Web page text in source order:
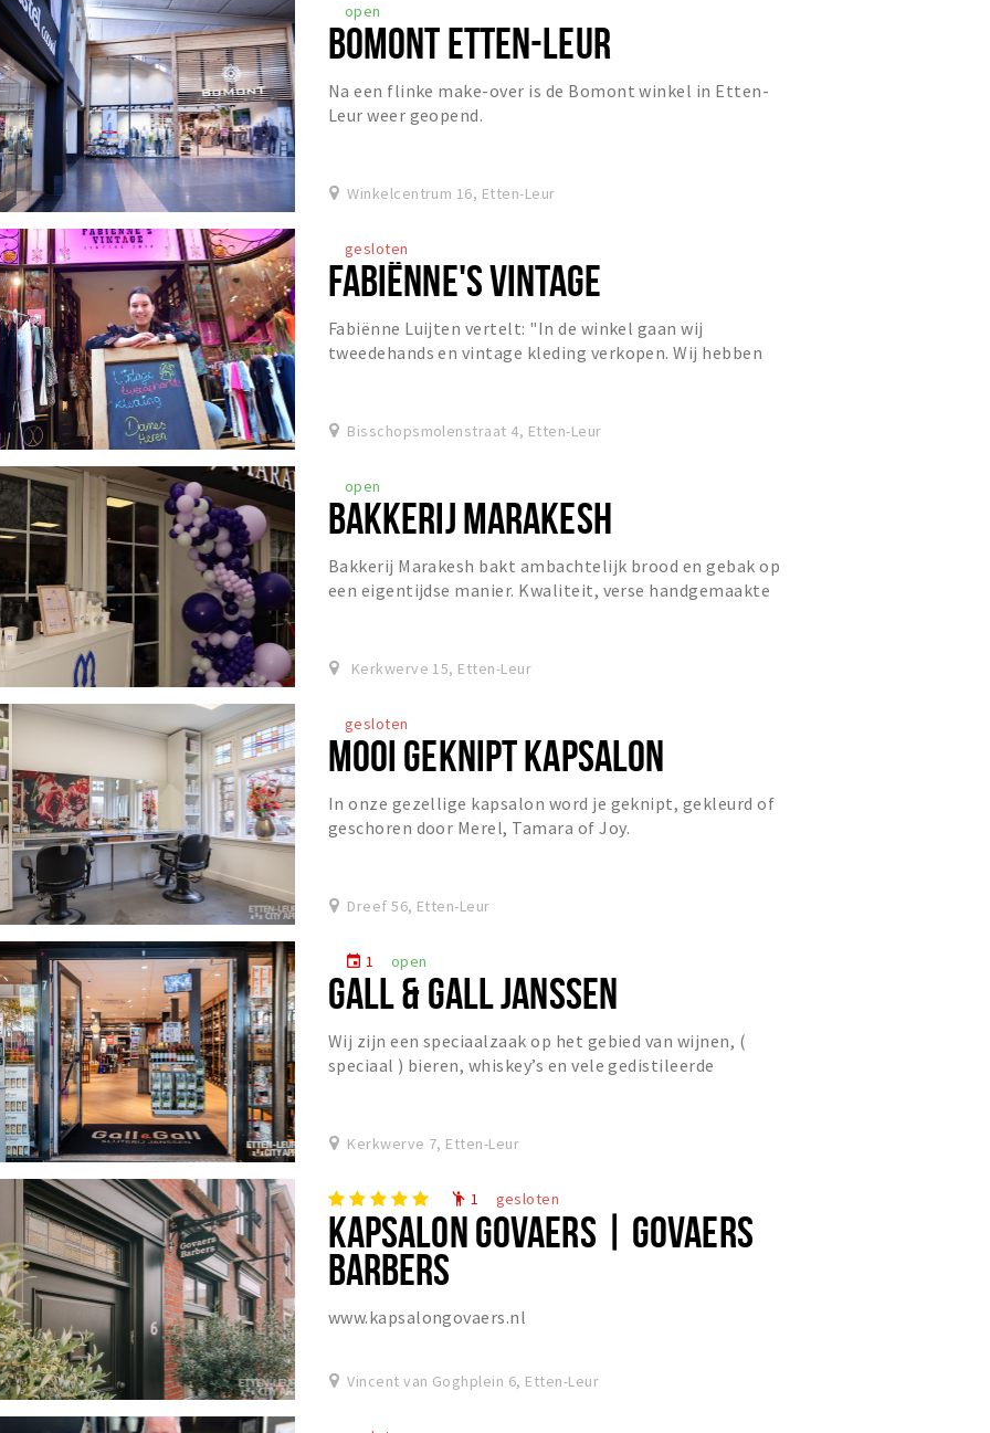
open
BOMONT ETTEN-LEUR
Na een flinke make-over is de Bomont winkel in Etten-
Leur weer geopend.
Winkelcentrum 16, Etten-Leur
gesloten
FABIËNNE'S VINTAGE
Fabiënne Luijten vertelt: "In de winkel gaan wij
tweedehands en vintage kleding verkopen. Wij hebben
Bisschopsmolenstraat 4, Etten-Leur
open
BAKKERIJ MARAKESH
Bakkerij Marakesh bakt ambachtelijk brood en gebak op
een eigentijdse manier. Kwaliteit, verse handgemaakte
Kerkwerve 15, Etten-Leur
gesloten
MOOI GEKNIPT KAPSALON
In onze gezellige kapsalon word je geknipt, gekleurd of
geschoren door Merel, Tamara of Joy.
Dreef 56, Etten-Leur
event 1 open
GALL & GALL JANSSEN
Wij zijn een speciaalzaak op het gebied van wijnen, (
speciaal ) bieren, whiskey’s en vele gedistileerde
Kerkwerve 7, Etten-Leur
emoji_people 1 gesloten
KAPSALON GOVAERS | GOVAERS
BARBERS
www.kapsalongovaers.nl
Vincent van Goghplein 6, Etten-Leur